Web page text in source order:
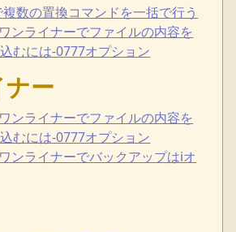
数の置換コマンドを一括で行う
ンライナーでファイルの内容を
むには-0777オプション
ナー
ンライナーでファイルの内容を
むには-0777オプション
ンライナーでバックアップはiオ